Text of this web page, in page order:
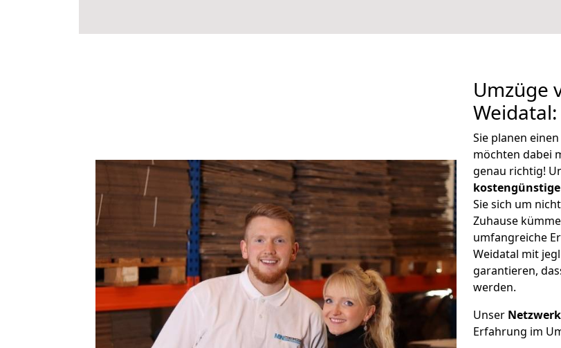
Umzüge
Sie planen
möchten dabei
genau richtig!
Sie sich um
Zuhause
umfangreiche
Weidatal mit
garantieren,
werden.
Unser Netzwerk
Erfahrung im